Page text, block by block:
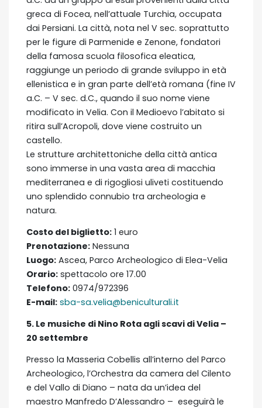
greca di Focea, nell’attuale Turchia, occupata
dai Persiani. La città, nota nel V sec. soprattutto
per le figure di Parmenide e Zenone, fondatori
della famosa scuola filosofica eleatica,
raggiunge un periodo di grande sviluppo in età
ellenistica e in gran parte dell’età romana (fine IV
a.C. – V sec. d.C., quando il suo nome viene
modificato in Velia. Con il Medioevo l’abitato si
ritira sull’Acropoli, dove viene costruito un
castello.
Le strutture architettoniche della città antica
sono immerse in una vasta area di macchia
mediterranea e di rigogliosi uliveti costituendo
uno splendido connubio tra archeologia e
natura.
Costo del biglietto: 1 euro
Prenotazione: Nessuna
Luogo: Ascea, Parco Archeologico di Elea-Velia
Orario: spettacolo ore 17.00
Telefono: 0974/972396
E-mail: sba-sa.velia@beniculturali.it
5. Le musiche di Nino Rota agli scavi di Velia –
20 settembre
Presso la Masseria Cobellis all’interno del Parco
Archeologico, l’Orchestra da camera del Cilento
e del Vallo di Diano – nata da un’idea del
maestro Manfredo D’Alessandro – eseguirà le